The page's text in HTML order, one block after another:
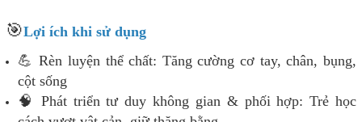
🎯Lợi ích khi sử dụng
💪 Rèn luyện thể chất: Tăng cường cơ tay, chân, bụng,
cột sống
🧠 Phát triển tư duy không gian & phối hợp: Trẻ học